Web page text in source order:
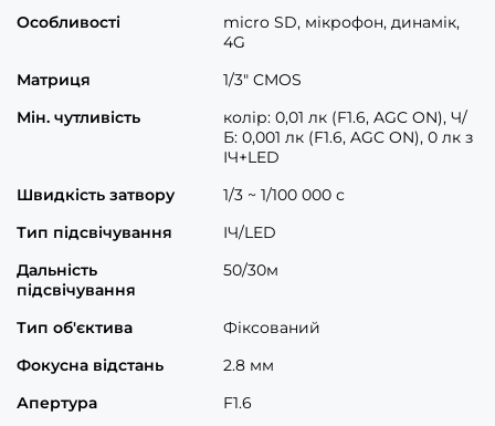
Особливості
micro SD, мікрофон, динамік,
4G
Матриця
1/3" CMOS
Мін. чутливість
колір: 0,01 лк (F1.6, AGC ON), Ч/
Б: 0,001 лк (F1.6, AGC ON), 0 лк з
ІЧ+LED
Швидкість затвору
1/3 ~ 1/100 000 с
Тип підсвічування
ІЧ/LED
Дальність
підсвічування
50/30м
Тип об'єктива
Фіксований
Фокусна відстань
2.8 мм
Апертура
F1.6